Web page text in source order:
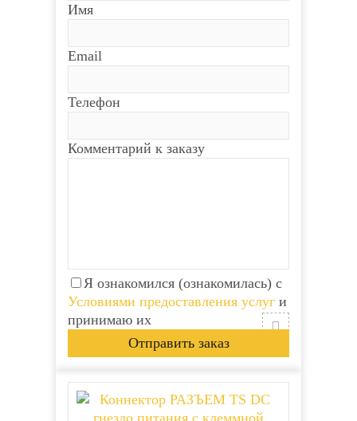
Имя
Email
Телефон
Комментарий к заказу
Я ознакомился (ознакомилась) с
Условиями предоставления услуг и
принимаю их